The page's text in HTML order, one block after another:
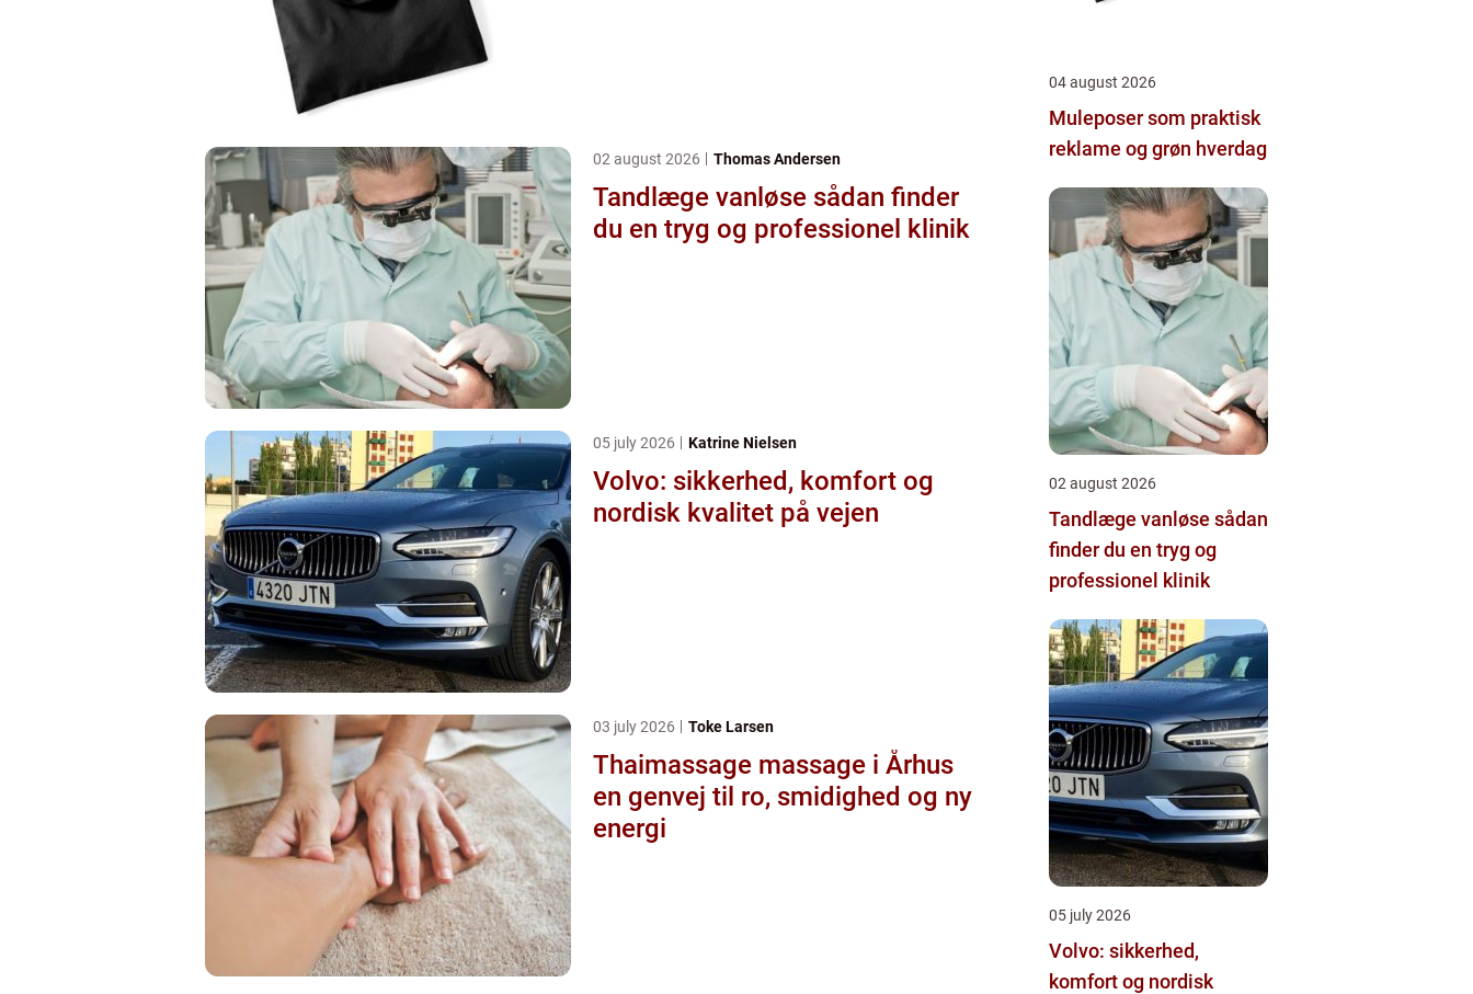
02 august 2026 Thomas Andersen
Tandlæge vanløse sådan finder
du en tryg og professionel klinik
05 july 2026 Katrine Nielsen
Volvo: sikkerhed, komfort og
nordisk kvalitet på vejen
03 july 2026 Toke Larsen
Thaimassage massage i Århus
en genvej til ro, smidighed og ny
energi
04 august 2026
Muleposer som praktisk
reklame og grøn hverdag
02 august 2026
Tandlæge vanløse sådan
finder du en tryg og
professionel klinik
05 july 2026
Volvo: sikkerhed,
komfort og nordisk